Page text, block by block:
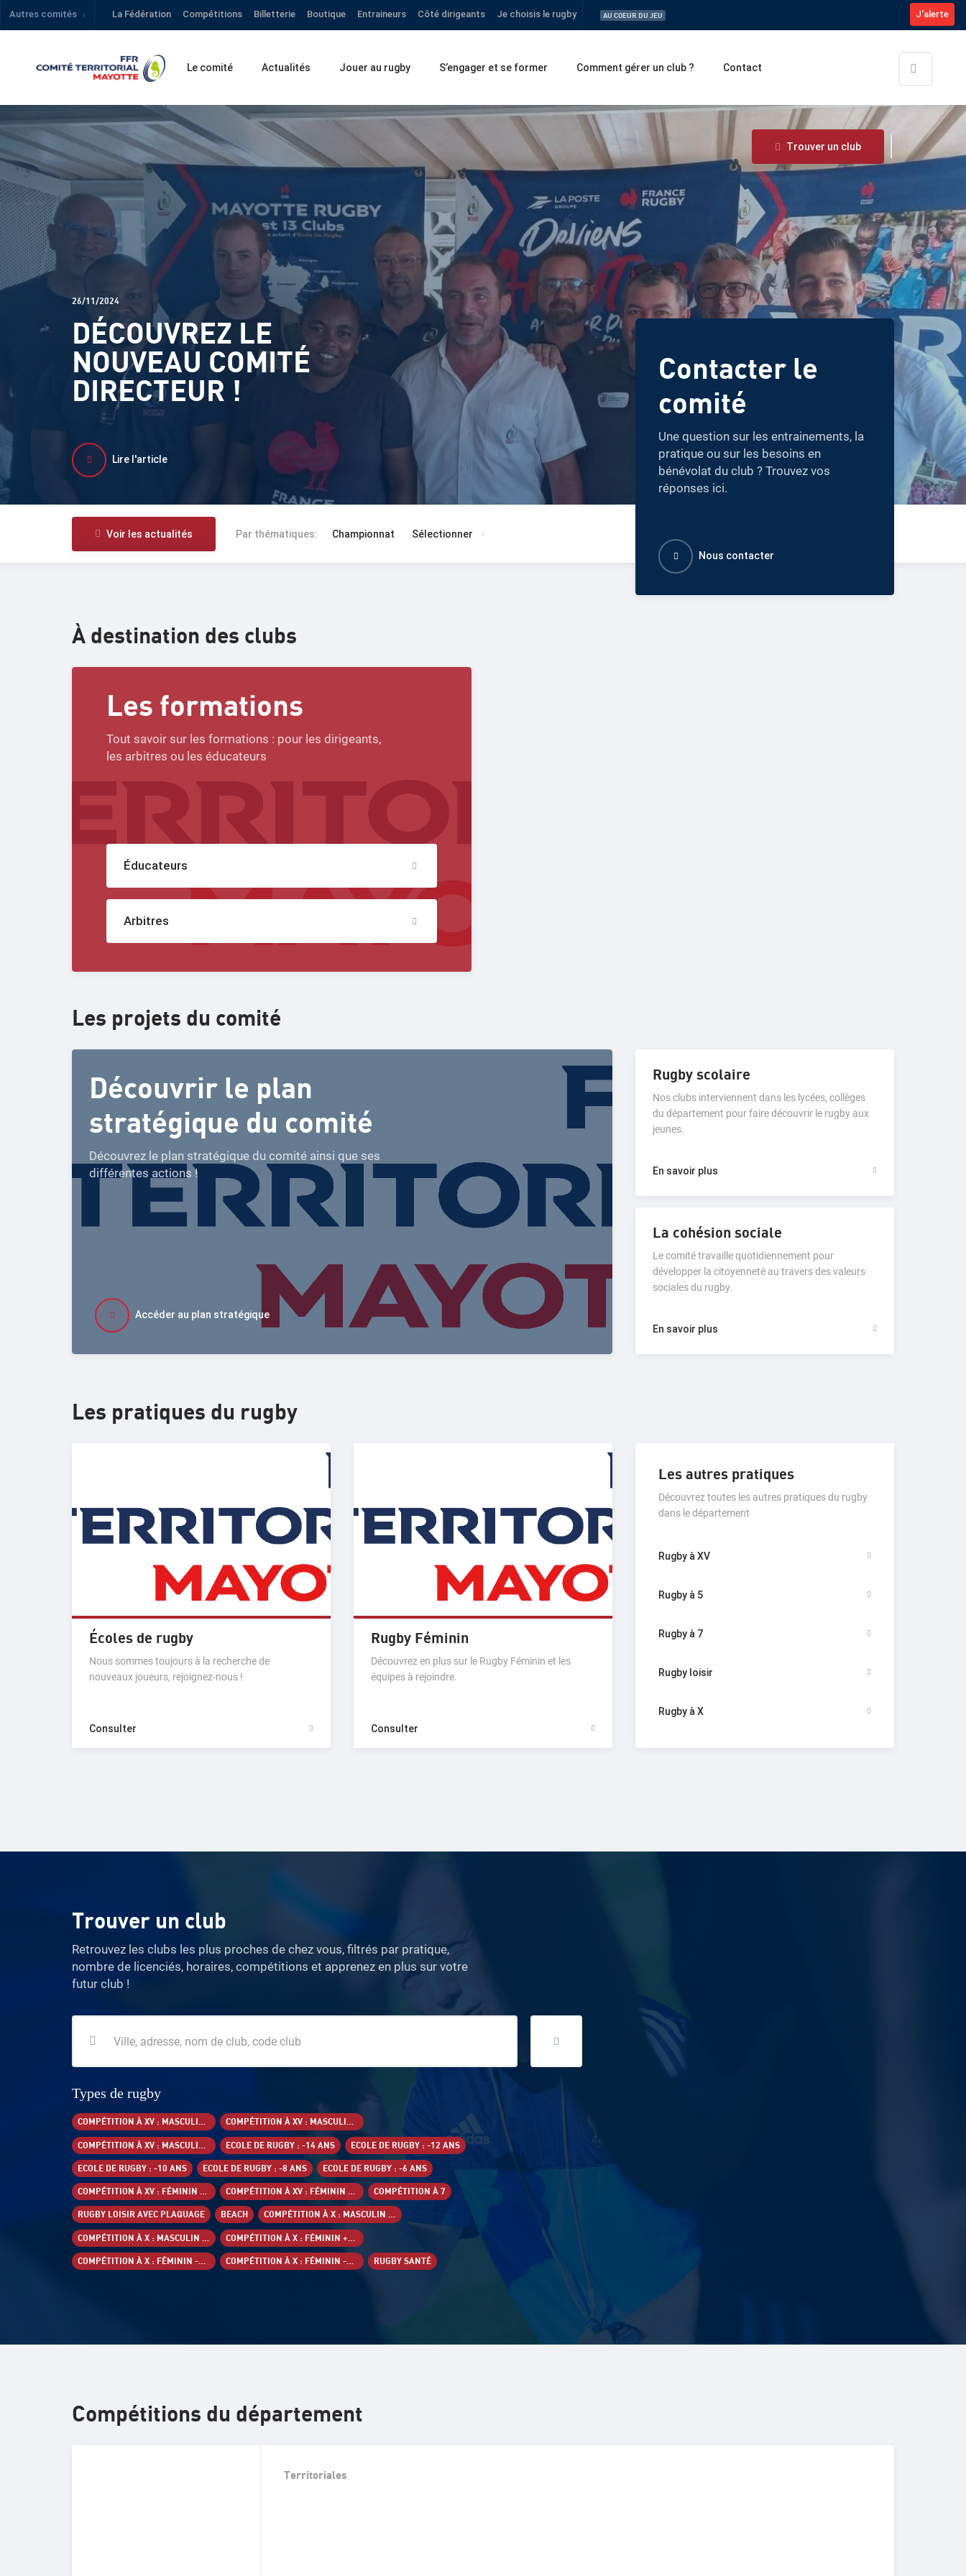
Autres comités La Fédération Compétitions Billetterie Boutique Entraineurs Côté dirigeants Je choisis le rugby AU COEUR DU JEU J'alerte
Le comité Actualités Jouer au rugby S’engager et se former Comment gérer un club ? Contact
Trouver un club
26/11/2024
DÉCOUVREZ LE
NOUVEAU COMITÉ
DIRECTEUR !
Lire l'article
Voir les actualités Par thématiques: Championnat Sélectionner
Contacter le
comité
Une question sur les entrainements, la
pratique ou sur les besoins en
bénévolat du club ? Trouvez vos
réponses ici.
Nous contacter
À destination des clubs
Les formations
Tout savoir sur les formations : pour les dirigeants,
les arbitres ou les éducateurs
Éducateurs
Arbitres
Les projets du comité
Découvrir le plan
stratégique du comité
Découvrez le plan stratégique du comité ainsi que ses
différentes actions !
Accéder au plan stratégique
Rugby scolaire
Nos clubs interviennent dans les lycées, collèges
du département pour faire découvrir le rugby aux
jeunes.
En savoir plus
La cohésion sociale
Le comité travaille quotidiennement pour
développer la citoyenneté au travers des valeurs
sociales du rugby.
En savoir plus
Les pratiques du rugby
Écoles de rugby
Nous sommes toujours à la recherche de
nouveaux joueurs, rejoignez-nous !
Consulter
Rugby Féminin
Découvrez en plus sur le Rugby Féminin et les
équipes à rejoindre.
Consulter
Les autres pratiques
Découvrez toutes les autres pratiques du rugby
dans le département
Rugby à XV
Rugby à 5
Rugby à 7
Rugby loisir
Rugby à X
Trouver un club
Retrouvez les clubs les plus proches de chez vous, filtrés par pratique,
nombre de licenciés, horaires, compétitions et apprenez en plus sur votre
futur club !
Types de rugby
COMPÉTITION À XV : MASCULIN +18 ANS COMPÉTITION À XV : MASCULIN -19 ANS
ECOLE DE RUGBY : -14 ANS ECOLE DE RUGBY : -12 ANS
ECOLE DE RUGBY : -10 ANS ECOLE DE RUGBY : -8 ANS ECOLE DE RUGBY : -6 ANS
COMPÉTITION À XV : FÉMININ +18 ANS COMPÉTITION À XV : FÉMININ -18 ANS COMPÉTITION À 7
RUGBY LOISIR AVEC PLAQUAGE BEACH COMPÉTITION À X : MASCULIN -19 ANS
COMPÉTITION À X : MASCULIN -16 ANS COMPÉTITION À X : FÉMININ +18 ANS
COMPÉTITION À X : FÉMININ -18 ANS COMPÉTITION À X : FÉMININ -15 ANS RUGBY SANTÉ
Compétitions du département
Territoriales